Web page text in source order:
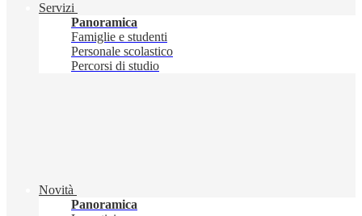
Servizi
Panoramica
Famiglie e studenti
Personale scolastico
Percorsi di studio
Novità
Panoramica